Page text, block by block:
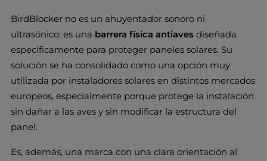
BirdBlocker no es un ahuyentador sonoro ni
ultrasónico: es una barrera física antiaves diseñada
específicamente para proteger paneles solares. Su
solución se ha consolidado como una opción muy
utilizada por instaladores solares en distintos mercados
europeos, especialmente porque protege la instalación
sin dañar a las aves y sin modificar la estructura del
panel.
Es, además, una marca con una clara orientación al